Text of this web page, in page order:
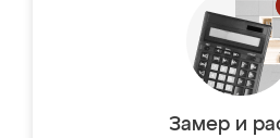
Замер и